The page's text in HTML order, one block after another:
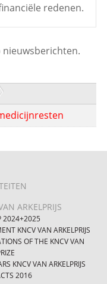
redenen.
ARKELPRIJS
2024+2025
KNCV VAN ARKELPRIJS
OF THE KNCV VAN
KNCV VAN ARKELPRIJS
2016